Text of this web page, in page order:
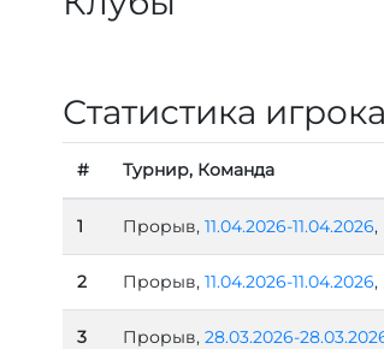
Статистика игрока
# Турнир, Команда
1 Прорыв, 11.04.2026-11.04.2026,
2 Прорыв, 11.04.2026-11.04.2026,
3 Прорыв, 28.03.2026-